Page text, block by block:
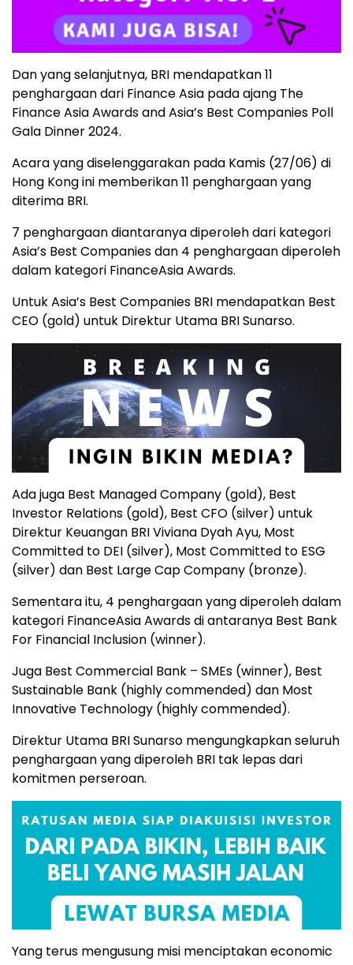
Dan yang selanjutnya, BRI mendapatkan 11
penghargaan dari Finance Asia pada ajang The
Finance Asia Awards and Asia’s Best Companies Poll
Gala Dinner 2024.
Acara yang diselenggarakan pada Kamis (27/06) di
Hong Kong ini memberikan 11 penghargaan yang
diterima BRI.
7 penghargaan diantaranya diperoleh dari kategori
Asia’s Best Companies dan 4 penghargaan diperoleh
dalam kategori FinanceAsia Awards.
Untuk Asia’s Best Companies BRI mendapatkan Best
CEO (gold) untuk Direktur Utama BRI Sunarso.
Ada juga Best Managed Company (gold), Best
Investor Relations (gold), Best CFO (silver) untuk
Direktur Keuangan BRI Viviana Dyah Ayu, Most
Committed to DEI (silver), Most Committed to ESG
(silver) dan Best Large Cap Company (bronze).
Sementara itu, 4 penghargaan yang diperoleh dalam
kategori FinanceAsia Awards di antaranya Best Bank
For Financial Inclusion (winner).
Juga Best Commercial Bank – SMEs (winner), Best
Sustainable Bank (highly commended) dan Most
Innovative Technology (highly commended).
Direktur Utama BRI Sunarso mengungkapkan seluruh
penghargaan yang diperoleh BRI tak lepas dari
komitmen perseroan.
Yang terus mengusung misi menciptakan economic